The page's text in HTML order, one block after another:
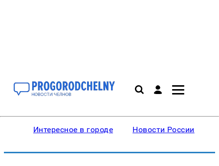
Интересное в городе Новости России